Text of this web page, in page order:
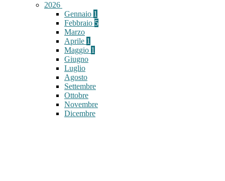
2026
Gennaio 1
Febbraio 5
Marzo
Aprile 1
Maggio 1
Giugno
Luglio
Agosto
Settembre
Ottobre
Novembre
Dicembre